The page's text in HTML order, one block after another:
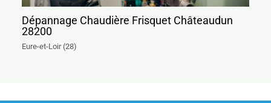
Dépannage Chaudière Frisquet Châteaudun
28200
Eure-et-Loir (28)